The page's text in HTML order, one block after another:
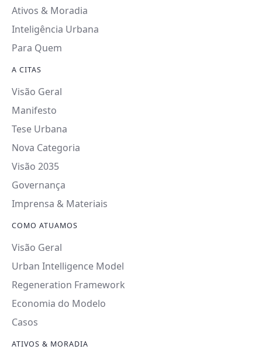
Ativos & Moradia
Inteligência Urbana
Para Quem
A CITAS
Visão Geral
Manifesto
Tese Urbana
Nova Categoria
Visão 2035
Governança
Imprensa & Materiais
COMO ATUAMOS
Visão Geral
Urban Intelligence Model
Regeneration Framework
Economia do Modelo
Casos
ATIVOS & MORADIA